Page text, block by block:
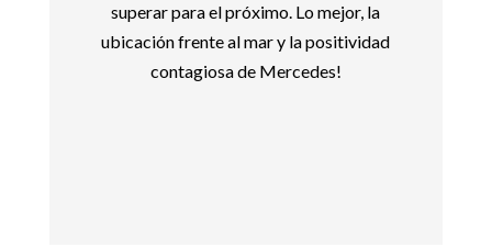
superar para el próximo. Lo mejor, la
ubicación frente al mar y la positividad
contagiosa de Mercedes!